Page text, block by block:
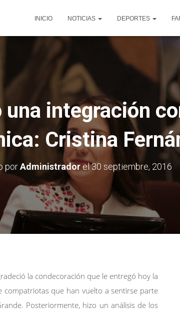
INICIO NOTICIAS DEPORTES
integración
Cristina
porAdministradorel30 septiembre, 2016
la condecoración que le entregó hoy la
compatriotas que han vuelto a sentirse parte
Posteriormente, hizo un análisis de los